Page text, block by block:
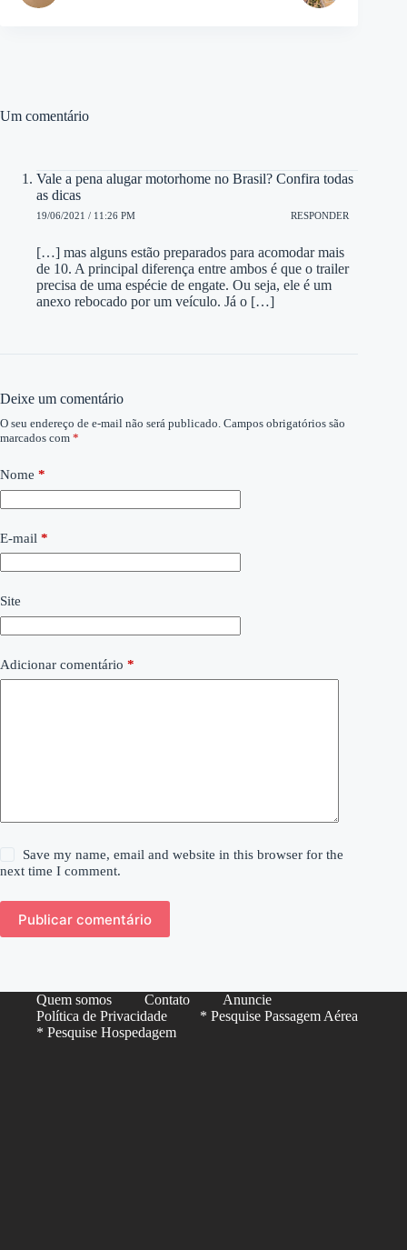
Um comentário
Vale a pena alugar motorhome no Brasil? Confira todas
as dicas
19/06/2021 / 11:26 PM RESPONDER
[…] mas alguns estão preparados para acomodar mais
de 10. A principal diferença entre ambos é que o trailer
precisa de uma espécie de engate. Ou seja, ele é um
anexo rebocado por um veículo. Já o […]
Deixe um comentário
O seu endereço de e-mail não será publicado. Campos obrigatórios são
marcados com *
Nome *
E-mail *
Site
Adicionar comentário *
Save my name, email and website in this browser for the
next time I comment.
Publicar comentário
Quem somos Contato
Anuncie
Política de Privacidade
* Pesquise Passagem Aérea
* Pesquise Hospedagem